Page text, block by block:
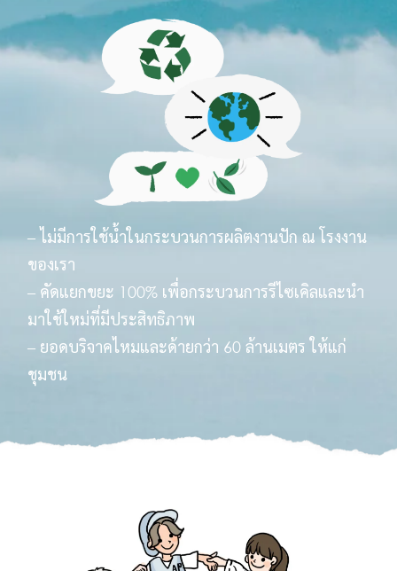
– ไม่มีการใช้น้ำในกระบวนการผลิตงานปัก ณ โรงงาน
ของเรา​
– คัดแยกขยะ 100% เพื่อกระบวนการรีไซเคิลและนำ
มาใช้ใหม่ที่มีประสิทธิภาพ​
– ยอดบริจาคไหมและด้ายกว่า 60 ล้านเมตร ให้แก่
ชุมชน